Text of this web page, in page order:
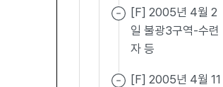
[F] 2005년 4월 2
일 불광3구역-수련
자 등
[F] 2005년 4월 11